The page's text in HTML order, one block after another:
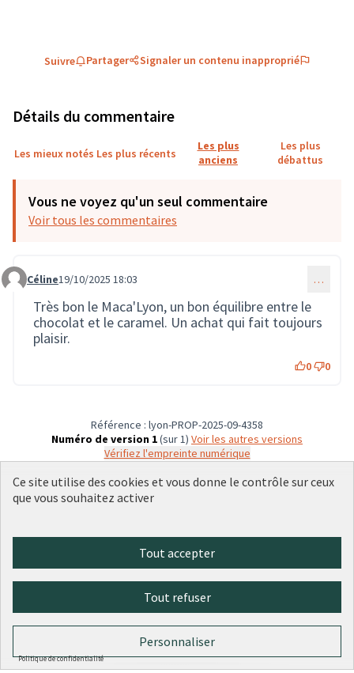
Suivre Partager Signaler un contenu inapproprié
Détails du commentaire
Les mieux notés Les plus récents
Les plus
anciens
Les plus
débattus
Vous ne voyez qu'un seul commentaire
Voir tous les commentaires
Commentaire 3907
Céline19/10/2025 18:03 …
Très bon le Maca'Lyon, un bon équilibre entre le
chocolat et le caramel. Un achat qui fait toujours
plaisir.
0 0
Référence : lyon-PROP-2025-09-4358
Numéro de version 1(sur 1)
voir les autres versions
Vérifiez l'empreinte numérique
(Lien externe)
(Lien externe)
(Lien externe)
(Lien externe)
(Lien externe)
(Lien externe)Open Source Politics
(Lien externe)
grâce au
(Lien externe)
Licence
(Lien
Ce site utilise des cookies et vous donne le contrôle sur ceux
que vous souhaitez activer
Tout accepter
Tout refuser
Personnaliser
Politique de confidentialité